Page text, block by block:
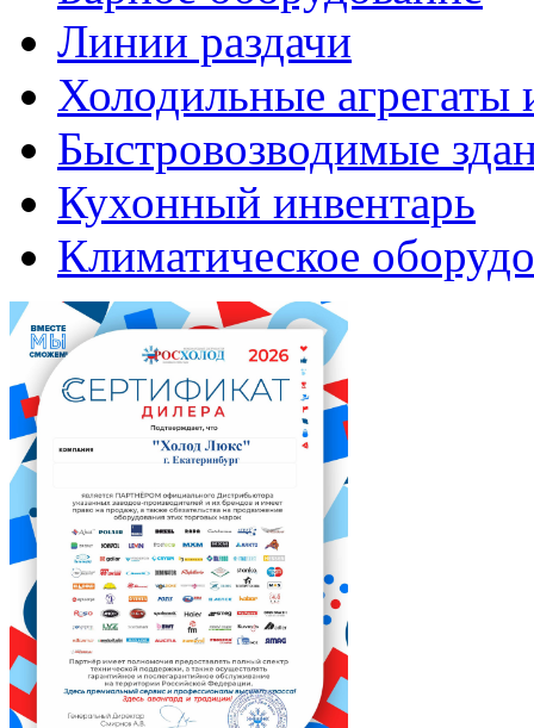
Линии раздачи
Холодильные агрегаты
Быстровозводимые
Кухонный инвентарь
Климатическое